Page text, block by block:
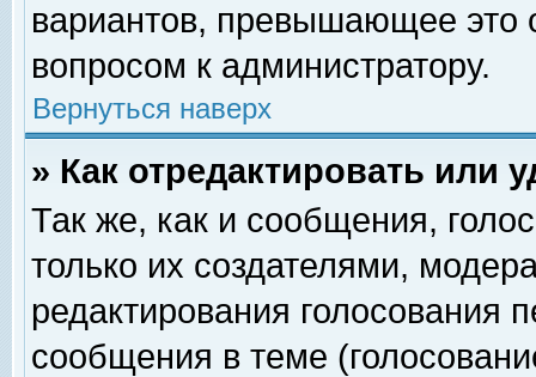
вариантов, превышающее это
вопросом к администратору.
Вернуться наверх
» Как отредактировать или
Так же, как и сообщения,
только их создателями,
редактирования голосования
сообщения в теме